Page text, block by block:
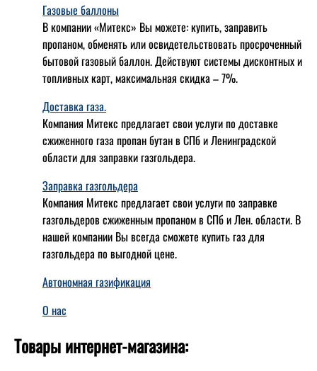
Газовые баллоны
В компании «Митекс» Вы можете: купить, заправить
пропаном, обменять или освидетельствовать просроченный
бытовой газовый баллон. Действуют системы дисконтных и
топливных карт, максимальная скидка – 7%.
Доставка газа.
Компания Митекс предлагает свои услуги по доставке
сжиженного газа пропан бутан в СПб и Ленинградской
области для заправки газгольдера.
Заправка газгольдера
Компания Митекс предлагает свои услуги по заправке
газгольдеров сжиженным пропаном в СПб и Лен. области. В
нашей компании Вы всегда сможете купить газ для
газгольдера по выгодной цене.
Автономная газификация
О нас
Товары интернет-магазина: